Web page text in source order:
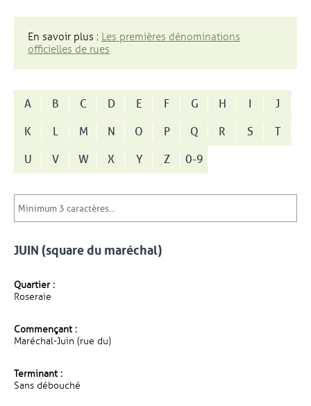
En savoir plus : Les premières dénominations
officielles de rues
A B C D E F G H I
J
K
L M N O P Q R S
T
U
V W X Y Z 0-9
JUIN (square du maréchal)
Quartier :
Roseraie
Commençant :
Maréchal-Juin (rue du)
Terminant :
Sans débouché